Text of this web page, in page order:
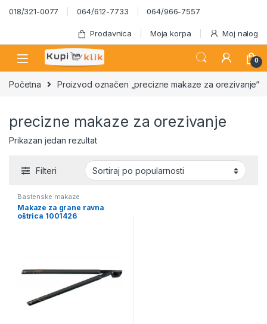
Skip to navigation
Skip to content
018/321-0077 064/612-7733 064/966-7557
Prodavnica Moja korpa Moj nalog
0
Početna Proizvod označen „precizne makaze za orezivanje“
precizne makaze za orezivanje
Prikazan jedan rezultat
Filteri
Bastenske makaze
Makaze za grane ravna
oštrica 1001426